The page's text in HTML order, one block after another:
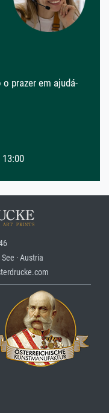
prazer em ajudá-
13:00
· Austria